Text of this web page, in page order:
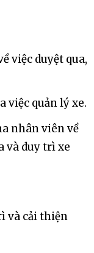
việc duyệt qua,
việc quản lý xe.
nhân viên về
và duy trì xe
và cải thiện